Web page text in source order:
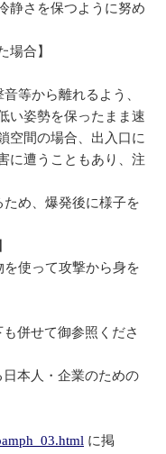
静さを保つように努め
場合】
等から離れるよう、
い姿勢を保ったまま速
空間の場合、出入口に
に遭うこともあり、注
め、爆発後に様子を
使って攻撃から身を
併せて御参照くださ
日本人・企業のための
に掲